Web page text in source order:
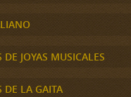
JOYAS MUSICALES
DE LA GAITA